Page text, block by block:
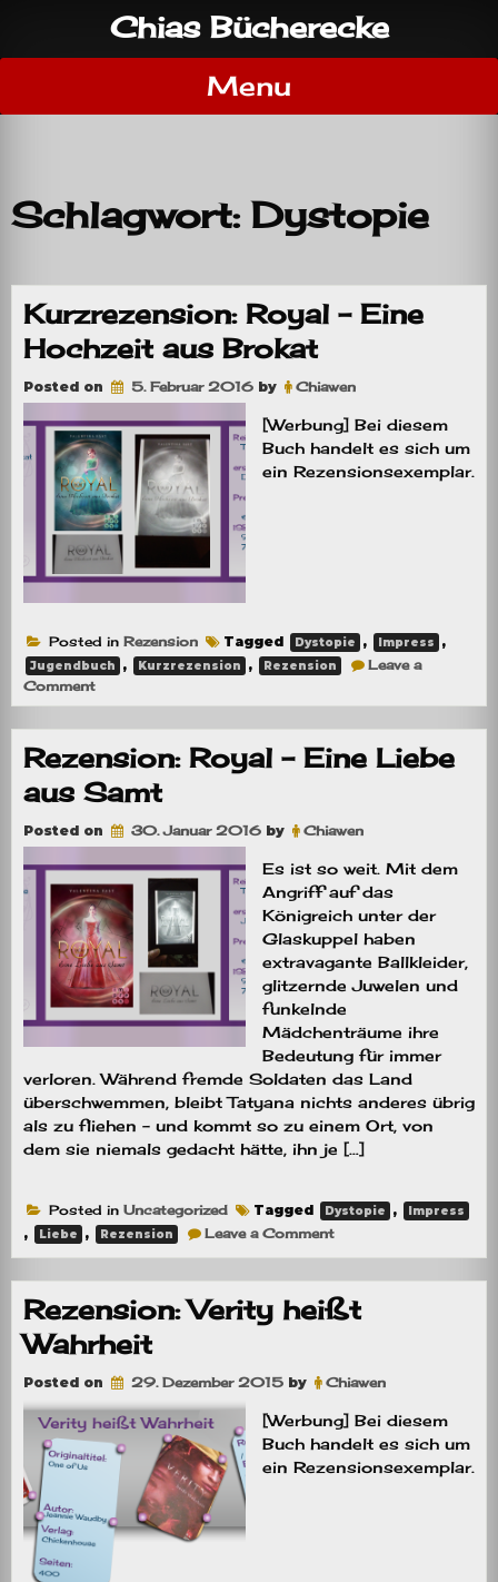
content
Chias Bücherecke
Menu
Schlagwort:Dystopie
Kurzrezension: Royal – Eine
Hochzeit aus Brokat
Posted on 5. Februar 2016 by Chiawen
[Werbung] Bei diesem
Buch handelt es sich um
ein Rezensionsexemplar.
Posted in Rezension Tagged Dystopie , Impress ,
Jugendbuch , Kurzrezension , Rezension
Leave a
Commenton
Eine
Hochzeit
aus
Brokat
Rezension: Royal – Eine Liebe
aus Samt
Posted on 30. Januar 2016 by Chiawen
Es ist so weit. Mit dem
Angriff auf das
Königreich unter der
Glaskuppel haben
extravagante Ballkleider,
glitzernde Juwelen und
funkelnde
Mädchenträume ihre
Bedeutung für immer
verloren. Während fremde Soldaten das Land
überschwemmen, bleibt Tatyana nichts anderes übrig
als zu fliehen – und kommt so zu einem Ort, von
dem sie niemals gedacht hätte, ihn je […]
Posted in Uncategorized Tagged Dystopie , Impress
, Liebe , Rezension Leave a Commenton
Royal
–
Eine
Liebe
Rezension: Verity heißt
Wahrheit
Posted on 29. Dezember 2015 by Chiawen
[Werbung] Bei diesem
Buch handelt es sich um
ein Rezensionsexemplar.